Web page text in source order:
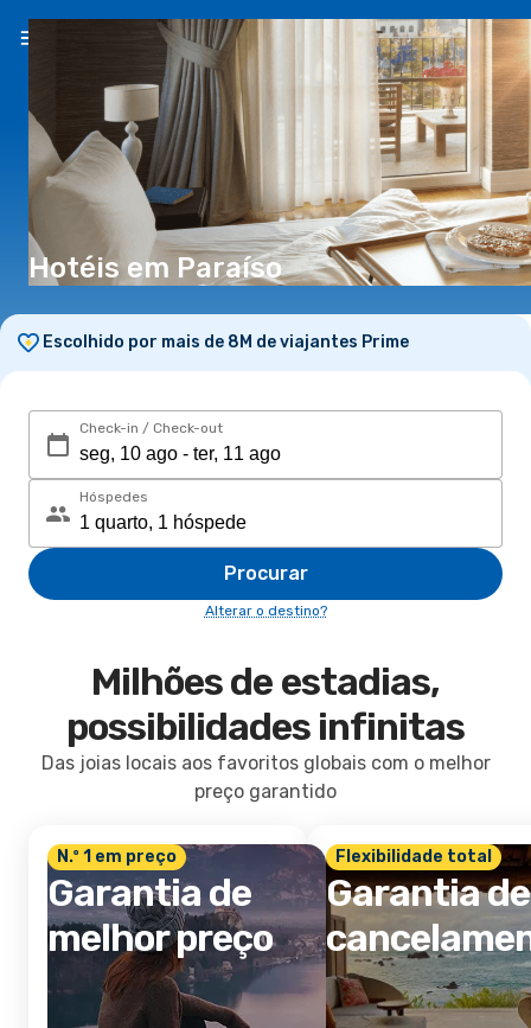
PT(€)
Hotéis em Paraíso
Escolhido por mais de 8M de viajantes Prime
Check-in / Check-out
Hóspedes
Procurar
Alterar o destino?
Milhões de estadias,
possibilidades infinitas
Das joias locais aos favoritos globais com o melhor
preço garantido
N.º 1 em preço
Garantia de
melhor preço
Flexibilidade total
Garantia de